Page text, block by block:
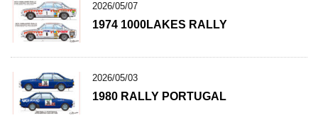
2026/05/07
1974 1000LAKES RALLY
2026/05/03
1980 RALLY PORTUGAL